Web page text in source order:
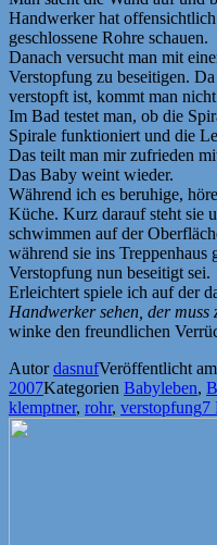
Handwerker hat
geschlossene Rohre schauen.
Danach versucht man mit
Verstopfung zu beseitigen.
verstopft ist, kommt man
Im Bad testet man, ob die
Spirale funktioniert und die
Das teilt man mir zufrieden
Das Baby weint wieder.
Während ich es beruhige,
Küche. Kurz darauf steht sie
schwimmen auf der
während sie ins
Verstopfung nun beseitigt sei.
Erleichtert spiele ich auf der
Handwerker sehen, der muss
winke den freundlichen
AutordasnufVeröffentlicht am
2007Kategorien Babyleben,
klemptner, rohr, verstopfung7